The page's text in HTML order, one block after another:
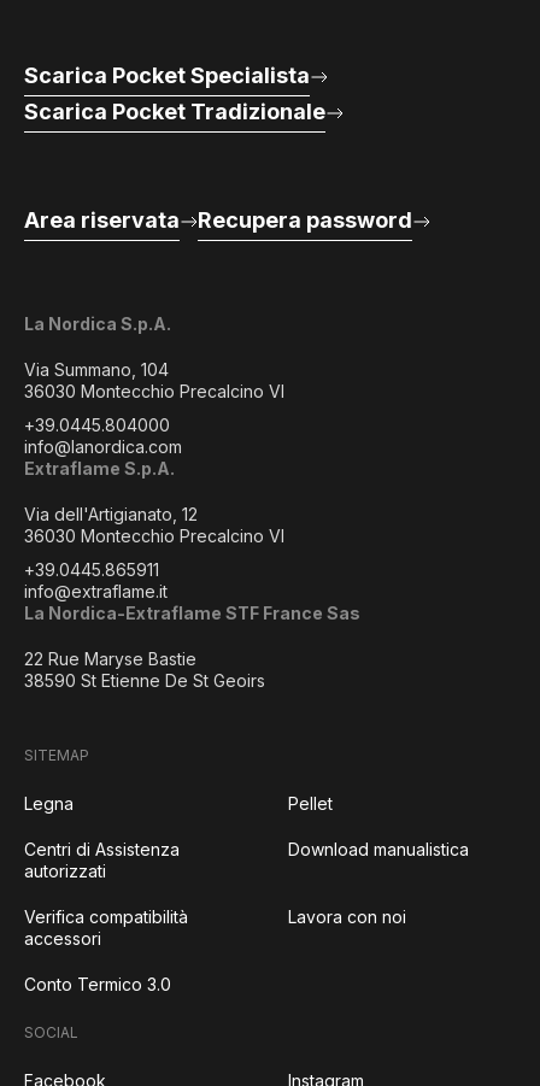
La Nordica S.p.A.
Via Summano, 104
36030 Montecchio Precalcino VI
+39.0445.804000
info@lanordica.com
Extraflame S.p.A.
Via dell'Artigianato, 12
36030 Montecchio Precalcino VI
+39.0445.865911
info@extraflame.it
La Nordica-Extraflame STF France Sas
22 Rue Maryse Bastie
38590 St Etienne De St Geoirs
Scarica Pocket Specialista
Scarica Pocket Tradizionale
Area riservata Recupera password
SITEMAP
Legna Pellet
Centri di Assistenza
autorizzati
Download manualistica
Verifica compatibilità
accessori
Lavora con noi
Conto Termico 3.0
SOCIAL
Facebook Instagram